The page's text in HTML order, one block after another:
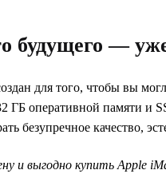
будущего —
для того, чтобы вы
ГБ оперативной памяти и
безупречное качество,
и выгодно купить Apple